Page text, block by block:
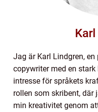
Jag är Karl Lindgren,
copywriter med en
intresse för språkets
rollen som skribent,
min kreativitet genom